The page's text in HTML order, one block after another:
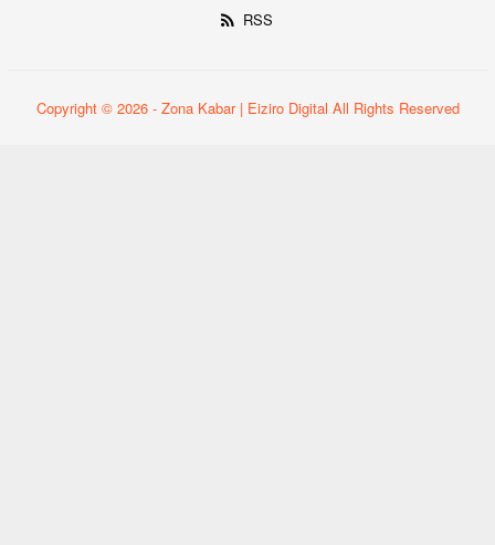
RSS
Copyright © 2026 - Zona Kabar | Eiziro Digital All Rights Reserved